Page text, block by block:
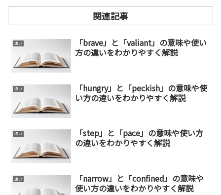
関連記事
違い
「brave」と「valiant」の意味や使い
方の違いをわかりやすく解説
違い
「hungry」と「peckish」の意味や使
い方の違いをわかりやすく解説
違い
「step」と「pace」の意味や使い方
の違いをわかりやすく解説
違い
「narrow」と「confined」の意味や
使い方の違いをわかりやすく解説